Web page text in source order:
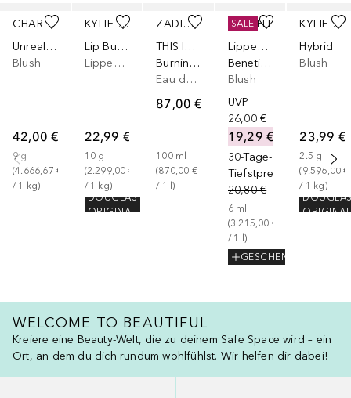
CHARLOTTE TILBURY
Unreal Healthy Glow Stick
Blush
42,00 €
9 g
(4.666,67 €
/ 1 kg)
KYLIE SKIN
Lip Butter
Lippenbalsam
22,99 €
10 g
(2.299,00 €
/ 1 kg)
DOUGLAS
ORIGINAL
ZADIG&VOLTAIRE
THIS IS HER!
Burning Love
Eau de Parfum
87,00 €
100 ml
(870,00 €
/ 1 l)
BENEFIT
Lippenbalsam & Tints
Benetint Dark Cherry - Lippen- & Wangentint
Blush
UVP
26,00 €
19,29 €
30-Tage-
Tiefstpreis
20,80 €
6 ml
(3.215,00 €
/ 1
)
GESCHENK
SALE
KYLIE COSMETICS
Hybrid
Blush
23,99 €
2.5 g
(9.596,00 €
/ 1 kg)
ORIGINAL
WELCOME TO BEAUTIFUL
Kreiere eine Beauty-Welt, die zu deinem Safe Space wird – ein
Ort, an dem du dich rundum wohlfühlst. Wir helfen dir dabei!